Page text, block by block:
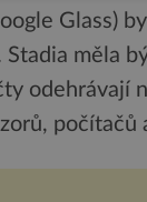
Glass)
měla
odehrávají
počítačů